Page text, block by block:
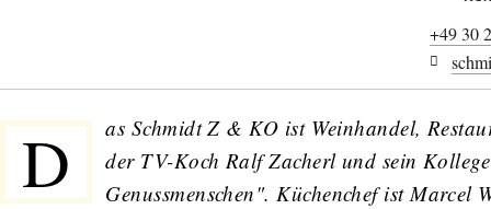
+49 30
D
as Schmidt Z & KO ist Weinhandel,
der TV-Koch Ralf Zacherl und sein
Genussmenschen". Küchenchef ist Marcel